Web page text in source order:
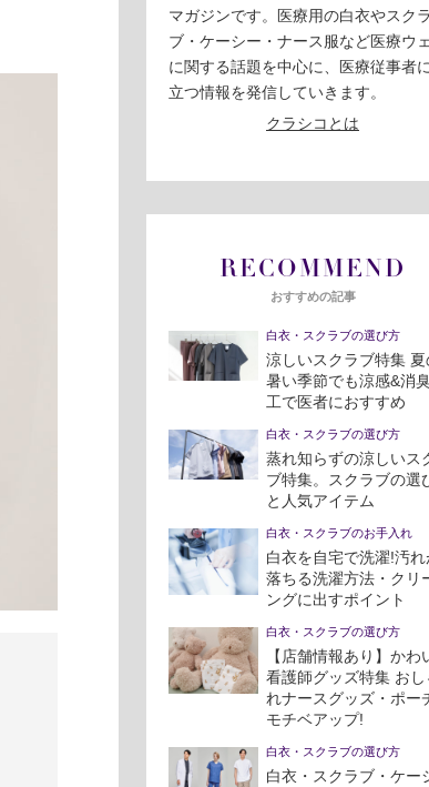
マガジンです。医療用の白衣やスクラ
ブ・ケーシー・ナース服など医療ウ
に関する話題を中心に、医療従事者
立つ情報を発信していきます。
クラシコとは
RECOMMEND
おすすめの記事
白衣・スクラブの選び方
涼しいスクラブ特集 夏
暑い季節でも涼感&消
工で医者におすすめ
白衣・スクラブの選び方
蒸れ知らずの涼しいス
ブ特集。スクラブの選
と人気アイテム
白衣・スクラブのお手入れ
白衣を自宅で洗濯!汚れ
落ちる洗濯方法・クリ
ングに出すポイント
白衣・スクラブの選び方
【店舗情報あり】かわ
看護師グッズ特集 おし
れナースグッズ・ポー
モチベアップ!
白衣・スクラブの選び方
白衣・スクラブ・ケー